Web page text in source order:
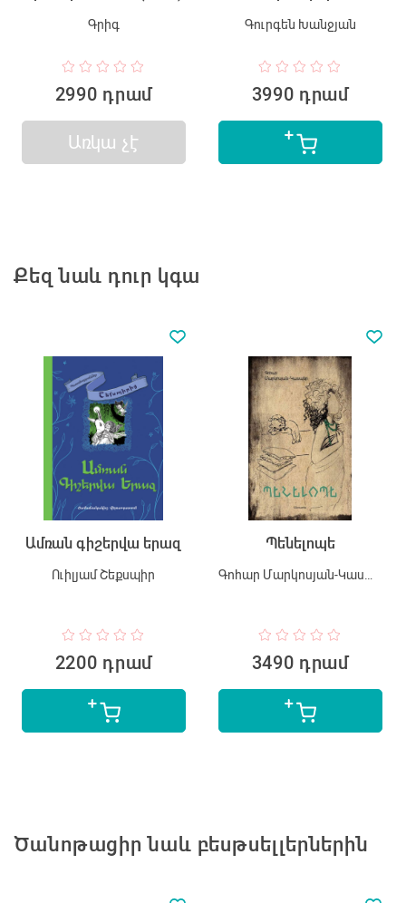
Գրիգ
2990 դրամ
Առկա չէ
Գուրգեն Խանջյան
3990 դրամ
Քեզ նաև դուր կգա
Ամռան գիշերվա երազ
Ուիլյամ Շեքսպիր
2200 դրամ
Պենելոպե
3490 դրամ
Ծանոթացիր նաև բեսթսելլերներին